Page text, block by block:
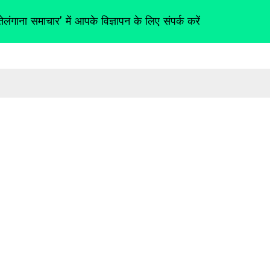
समाचार' में आपके विज्ञापन के लिए संपर्क करें